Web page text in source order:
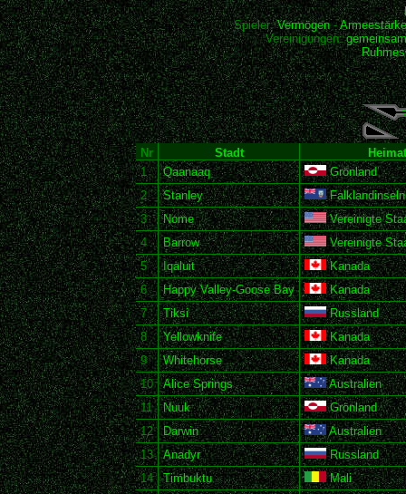
Spieler:Vermögen-Armeestärke
Vereinigungen:
Nr Stadt
1
Qaanaaq
Grönland
2
Stanley
Falklandinseln
3
Nome
Vereinigte
4
Barrow
Vereinigte
5
Iqaluit
Kanada
6
Happy Valley-Goose Bay
Kanada
7
Tiksi
Russland
8
Yellowknife
Kanada
9
Whitehorse
Kanada
10
Alice Springs
Australien
11
Nuuk
Grönland
12
Darwin
Australien
13
Anadyr
Russland
14
Timbuktu
Mali